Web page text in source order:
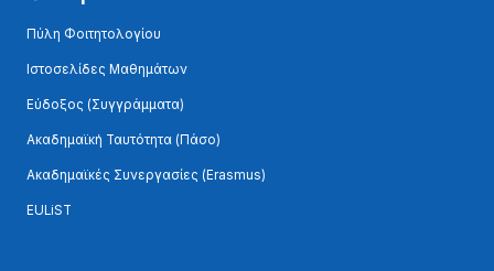
Πύλη Φοιτητολογίου
Ιστοσελίδες Μαθημάτων
Εύδοξος (Συγγράμματα)
Ακαδημαϊκή Ταυτότητα (Πάσο)
Ακαδημαϊκές Συνεργασίες (Erasmus)
EULiST